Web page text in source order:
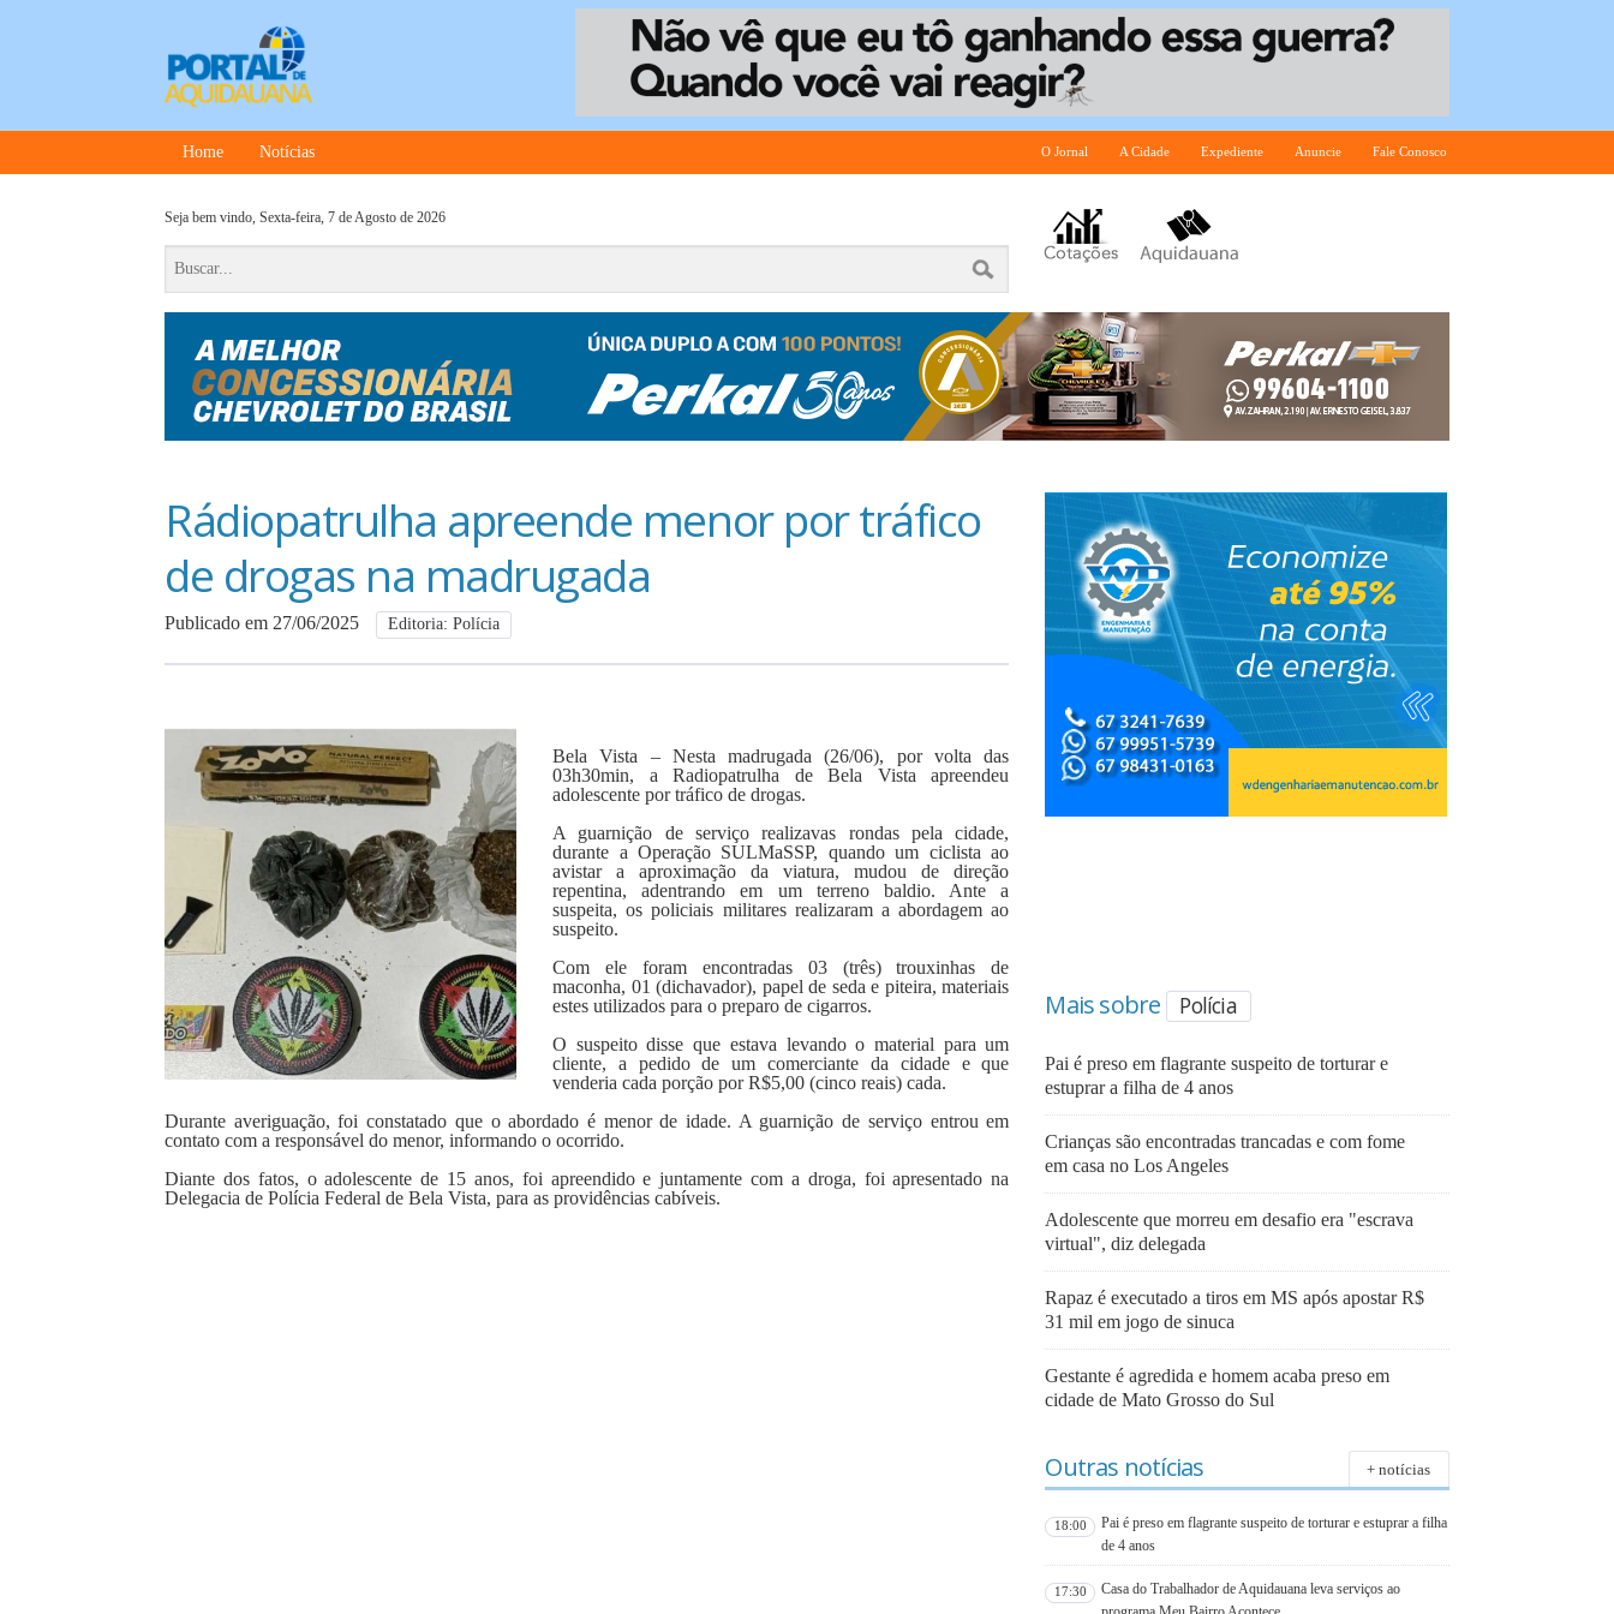
Home Notícias O Jornal A Cidade Expediente Anuncie Fale Conosco
Seja bem vindo, Sexta-feira, 7 de Agosto de 2026
Rádiopatrulha apreende menor por tráfico
de drogas na madrugada
Publicado em 27/06/2025 Editoria: Polícia
Bela Vista – Nesta madrugada (26/06), por volta das
03h30min, a Radiopatrulha de Bela Vista apreendeu
adolescente por tráfico de drogas.
A guarnição de serviço realizavas rondas pela cidade,
durante a Operação SULMaSSP, quando um ciclista ao
avistar a aproximação da viatura, mudou de direção
repentina, adentrando em um terreno baldio. Ante a
suspeita, os policiais militares realizaram a abordagem ao
suspeito.
Com ele foram encontradas 03 (três) trouxinhas de
maconha, 01 (dichavador), papel de seda e piteira, materiais
estes utilizados para o preparo de cigarros.
O suspeito disse que estava levando o material para um
cliente, a pedido de um comerciante da cidade e que
venderia cada porção por R$5,00 (cinco reais) cada.
Durante averiguação, foi constatado que o abordado é menor de idade. A guarnição de serviço entrou em
contato com a responsável do menor, informando o ocorrido.
Diante dos fatos, o adolescente de 15 anos, foi apreendido e juntamente com a droga, foi apresentado na
Delegacia de Polícia Federal de Bela Vista, para as providências cabíveis.
Mais sobre Polícia
Pai é preso em flagrante suspeito de torturar e
estuprar a filha de 4 anos
Crianças são encontradas trancadas e com fome
em casa no Los Angeles
Adolescente que morreu em desafio era "escrava
virtual", diz delegada
Rapaz é executado a tiros em MS após apostar R$
31 mil em jogo de sinuca
Gestante é agredida e homem acaba preso em
cidade de Mato Grosso do Sul
Outras notícias + notícias
18:00
Pai é preso em flagrante suspeito de torturar e estuprar a filha
de 4 anos
17:30
Casa do Trabalhador de Aquidauana leva serviços ao